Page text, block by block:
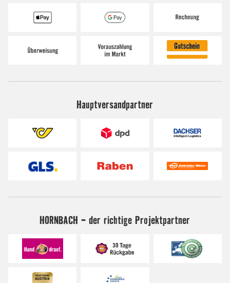
Hauptversandpartner
HORNBACH - der richtige Projektpartner